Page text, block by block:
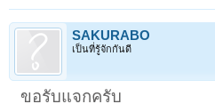
SAKURABO
เป็นที่รู้จักกันดี
ขอรับแจกครับ